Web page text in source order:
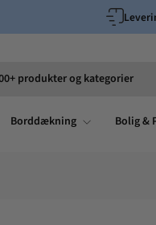
produkter og kategorier
Borddækning Bolig &